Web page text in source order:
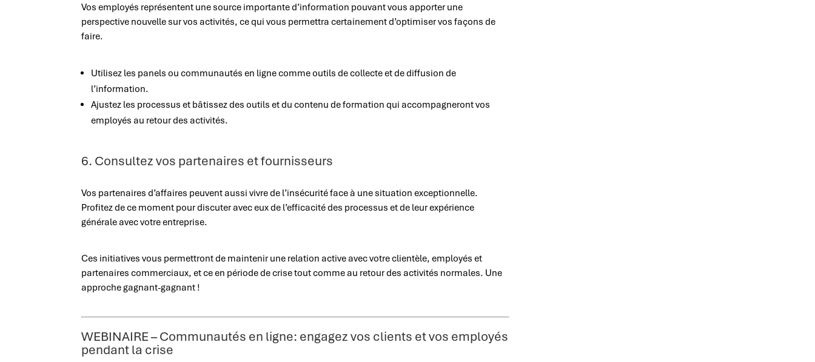
Vos employés représentent une source importante d’information pouvant vous apporter une
perspective nouvelle sur vos activités, ce qui vous permettra certainement d’optimiser vos façons de
faire.
Utilisez les panels ou communautés en ligne comme outils de collecte et de diffusion de
l’information.
Ajustez les processus et bâtissez des outils et du contenu de formation qui accompagneront vos
employés au retour des activités.
6. Consultez vos partenaires et fournisseurs
Vos partenaires d’affaires peuvent aussi vivre de l’insécurité face à une situation exceptionnelle.
Profitez de ce moment pour discuter avec eux de l’efficacité des processus et de leur expérience
générale avec votre entreprise.
Ces initiatives vous permettront de maintenir une relation active avec votre clientèle, employés et
partenaires commerciaux, et ce en période de crise tout comme au retour des activités normales. Une
approche gagnant-gagnant !
WEBINAIRE – Communautés en ligne: engagez vos clients et vos employés
pendant la crise